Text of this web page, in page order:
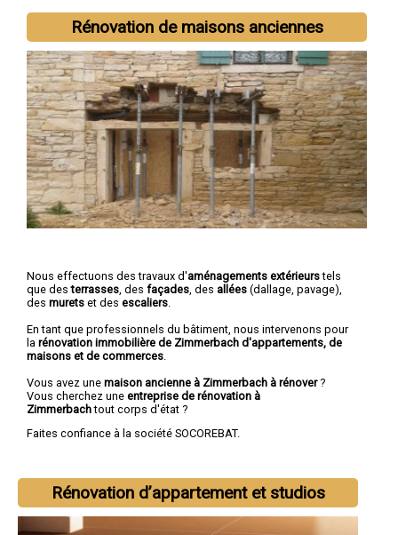
Rénovation de maisons anciennes
Nous effectuons des travaux d'aménagements extérieurstels
que desterrasses , des façades , des allées (dallage, pavage),
des murets et des escaliers
En tant que professionnels du bâtiment, nous intervenons pour
la rénovation immobilière de Zimmerbach d'appartements, de
maisons et de commerces
Vous avez une maison ancienne à Zimmerbach à rénover?
Vous cherchez une entreprise de rénovation à
Zimmerbachtout corps d'état ?
Faites confiance à la société SOCOREBAT.
Rénovation d’appartement et studios